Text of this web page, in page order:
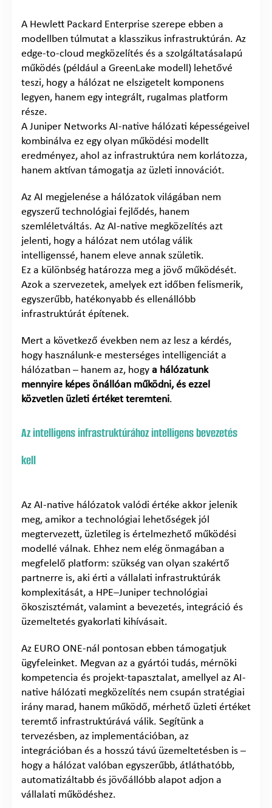
A Hewlett Packard Enterprise szerepe ebben a
modellben túlmutat a klasszikus infrastruktúrán. Az
edge-to-cloud megközelítés és a szolgáltatásalapú
működés (például a GreenLake modell) lehetővé
teszi, hogy a hálózat ne elszigetelt komponens
legyen, hanem egy integrált, rugalmas platform
része.
A Juniper Networks AI-native hálózati képességeivel
kombinálva ez egy olyan működési modellt
eredményez, ahol az infrastruktúra nem korlátozza,
hanem aktívan támogatja az üzleti innovációt.
Az AI megjelenése a hálózatok világában nem
egyszerű technológiai fejlődés, hanem
szemléletváltás. Az AI-native megközelítés azt
jelenti, hogy a hálózat nem utólag válik
intelligenssé, hanem eleve annak születik.
Ez a különbség határozza meg a jövő működését.
Azok a szervezetek, amelyek ezt időben felismerik,
egyszerűbb, hatékonyabb és ellenállóbb
infrastruktúrát építenek.
Mert a következő években nem az lesz a kérdés,
hogy használunk-e mesterséges intelligenciát a
hálózatban – hanem az, hogy a hálózatunk
mennyire képes önállóan működni, és ezzel
közvetlen üzleti értéket teremteni.
Az intelligens infrastruktúrához intelligens bevezetés
kell
Az AI-native hálózatok valódi értéke akkor jelenik
meg, amikor a technológiai lehetőségek jól
megtervezett, üzletileg is értelmezhető működési
modellé válnak. Ehhez nem elég önmagában a
megfelelő platform: szükség van olyan szakértő
partnerre is, aki érti a vállalati infrastruktúrák
komplexitását, a HPE–Juniper technológiai
ökoszisztémát, valamint a bevezetés, integráció és
üzemeltetés gyakorlati kihívásait.
Az EURO ONE-nál pontosan ebben támogatjuk
ügyfeleinket. Megvan az a gyártói tudás, mérnöki
kompetencia és projekt-tapasztalat, amellyel az AI-
native hálózati megközelítés nem csupán stratégiai
irány marad, hanem működő, mérhető üzleti értéket
teremtő infrastruktúrává válik. Segítünk a
tervezésben, az implementációban, az
integrációban és a hosszú távú üzemeltetésben is –
hogy a hálózat valóban egyszerűbb, átláthatóbb,
automatizáltabb és jövőállóbb alapot adjon a
vállalati működéshez.